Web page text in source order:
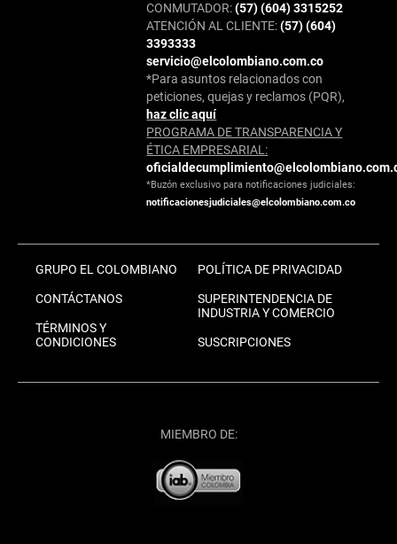
CONMUTADOR:(57) (604) 3315252
ATENCIÓN AL CLIENTE:(57) (604)
3393333
servicio@elcolombiano.com.co
*Para asuntos relacionados con
peticiones, quejas y reclamos (PQR),
haz clic aquí
PROGRAMA DE TRANSPARENCIA Y
ÉTICA EMPRESARIAL:
*Buzón exclusivo para notificaciones judiciales:
notificacionesjudiciales@elcolombiano.com.co
GRUPO EL COLOMBIANO
CONTÁCTANOS
TÉRMINOS Y
CONDICIONES
POLÍTICA DE PRIVACIDAD
SUPERINTENDENCIA DE
INDUSTRIA Y COMERCIO
SUSCRIPCIONES
MIEMBRO DE: